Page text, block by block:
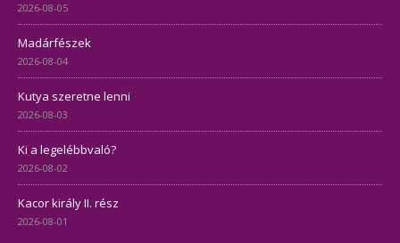
2026-08-05
Madárfészek
2026-08-04
Kutya szeretne lenni
2026-08-03
Ki a legelébbvaló?
2026-08-02
Kacor király II. rész
2026-08-01